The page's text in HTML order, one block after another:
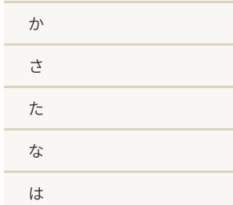
か
さ
た
な
は